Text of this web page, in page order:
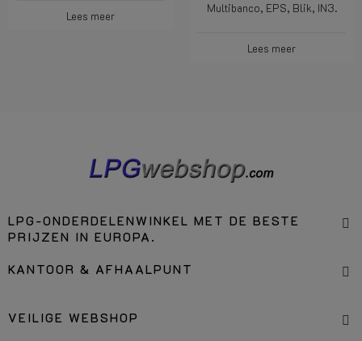
Lees meer
Multibanco, EPS, Blik, IN3.
Lees meer
LPG-ONDERDELENWINKEL MET DE BESTE
PRIJZEN IN EUROPA.
KANTOOR & AFHAALPUNT
VEILIGE WEBSHOP